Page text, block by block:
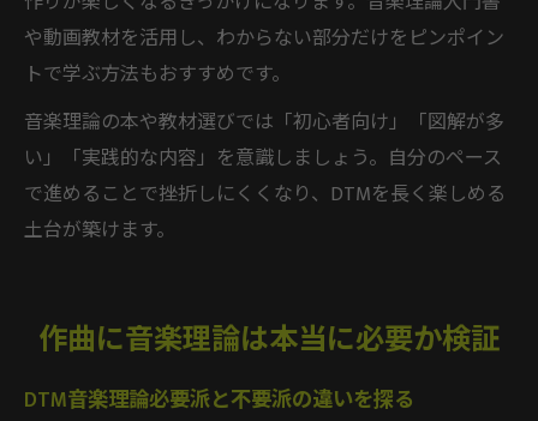
や動画教材を活用し、わからない部分だけをピンポイン
トで学ぶ方法もおすすめです。
音楽理論の本や教材選びでは「初心者向け」「図解が多
い」「実践的な内容」を意識しましょう。自分のペース
で進めることで挫折しにくくなり、DTMを長く楽しめる
土台が築けます。
作曲に音楽理論は本当に必要か検証
DTM音楽理論必要派と不要派の違いを探る